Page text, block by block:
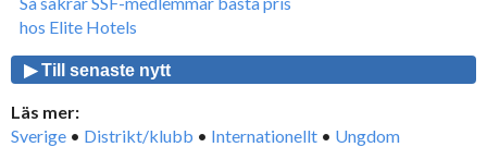
hos Elite Hotels
▶ Till senaste nytt
Läs mer:
Sverige • Distrikt/klubb • Internationellt • Ungdom